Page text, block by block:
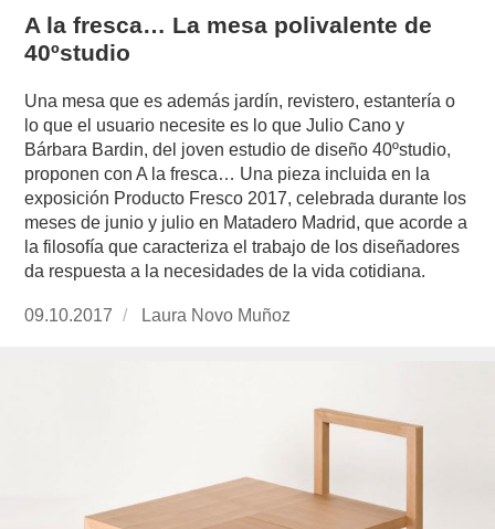
A la fresca… La mesa polivalente de
40ºstudio
Una mesa que es además jardín, revistero, estantería o
lo que el usuario necesite es lo que Julio Cano y
Bárbara Bardin, del joven estudio de diseño 40ºstudio,
proponen con A la fresca… Una pieza incluida en la
exposición Producto Fresco 2017, celebrada durante los
meses de junio y julio en Matadero Madrid, que acorde a
la filosofía que caracteriza el trabajo de los diseñadores
da respuesta a la necesidades de la vida cotidiana.
Publicado
09.10.2017
https://www.experimenta.es/author/laura-
Laura Novo Muñoz